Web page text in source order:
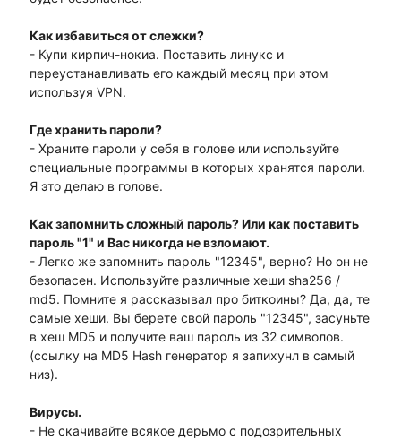
Как избавиться от слежки?
- Купи кирпич-нокиа. Поставить линукс и
переустанавливать его каждый месяц при этом
используя VPN.
Где хранить пароли?
- Храните пароли у себя в голове или используйте
специальные программы в которых хранятся пароли.
Я это делаю в голове.
Как запомнить сложный пароль? Или как поставить
пароль "1" и Вас никогда не взломают.
- Легко же запомнить пароль "12345", верно? Но он не
безопасен. Используйте различные хеши sha256 /
md5. Помните я рассказывал про биткоины? Да, да, те
самые хеши. Вы берете свой пароль "12345", засуньте
в хеш MD5 и получите ваш пароль из 32 символов.
(ссылку на MD5 Hash генератор я запихунл в самый
низ).
Вирусы.
- Не скачивайте всякое дерьмо с подозрительных